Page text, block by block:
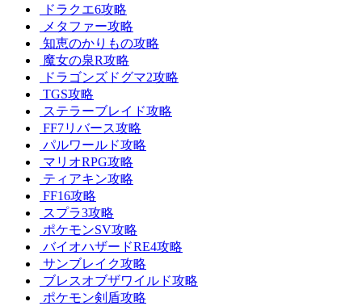
ドラクエ6攻略
メタファー攻略
知恵のかりもの攻略
魔女の泉R攻略
ドラゴンズドグマ2攻略
TGS攻略
ステラーブレイド攻略
FF7リバース攻略
パルワールド攻略
マリオRPG攻略
ティアキン攻略
FF16攻略
スプラ3攻略
ポケモンSV攻略
バイオハザードRE4攻略
サンブレイク攻略
ブレスオブザワイルド攻略
ポケモン剣盾攻略